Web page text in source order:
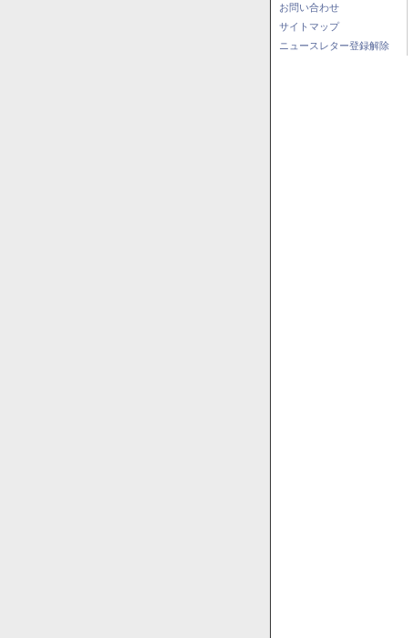
お問い合わせ
サイトマップ
ニュースレター登録解除